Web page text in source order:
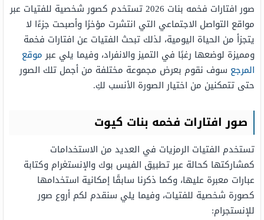
صور افتارات فخمه بنات 2026 تستخدم كصور شخصية للفتيات عبر
مواقع التواصل الاجتماعي التي انتشرت مؤخرًا وأصبحت جزءًا لا
يتجزأ من الحياة اليومية، لذلك تبحث الفتيات عن افتارات فخمة
ومميزة لوضعها رغبًا في التميز والانفراد، وفيما يلي عبرموقع
المرجع سوف نقوم بعرض مجموعة مختلفة من أجمل تلك الصور
حتى تتمكنين من اختيار الصورة الأنسب لكِ.
صور افتارات فخمه بنات كيوت
تستخدم الفتيات الرمزيات في العديد من الاستخدامات
كمشاركتها كحالة عبر تطبيق الفيس بوك والإنستغرام وكتابة
عبارات معبرة عليها، وكما ذكرنا سابقًا إمكانية استخدامها
كصورة شخصية للفتيات، وفيما يلي سنقدم لكم أروع صور
للإنستجرام: